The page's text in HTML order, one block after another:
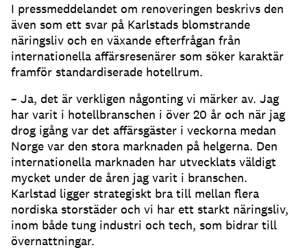
I pressmeddelandet om renoveringen beskrivs den
även som ett svar på Karlstads blomstrande
näringsliv och en växande efterfrågan från
internationella affärsresenärer som söker karaktär
framför standardiserade hotellrum.
– Ja, det är verkligen någonting vi märker av. Jag
har varit i hotellbranschen i över 20 år och när jag
drog igång var det affärsgäster i veckorna medan
Norge var den stora marknaden på helgerna. Den
internationella marknaden har utvecklats väldigt
mycket under de åren jag varit i branschen.
Karlstad ligger strategiskt bra till mellan flera
nordiska storstäder och vi har ett starkt näringsliv,
inom både tung industri och tech, som bidrar till
övernattningar.